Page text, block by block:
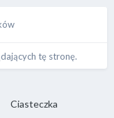
tę stronę.
Ciasteczka